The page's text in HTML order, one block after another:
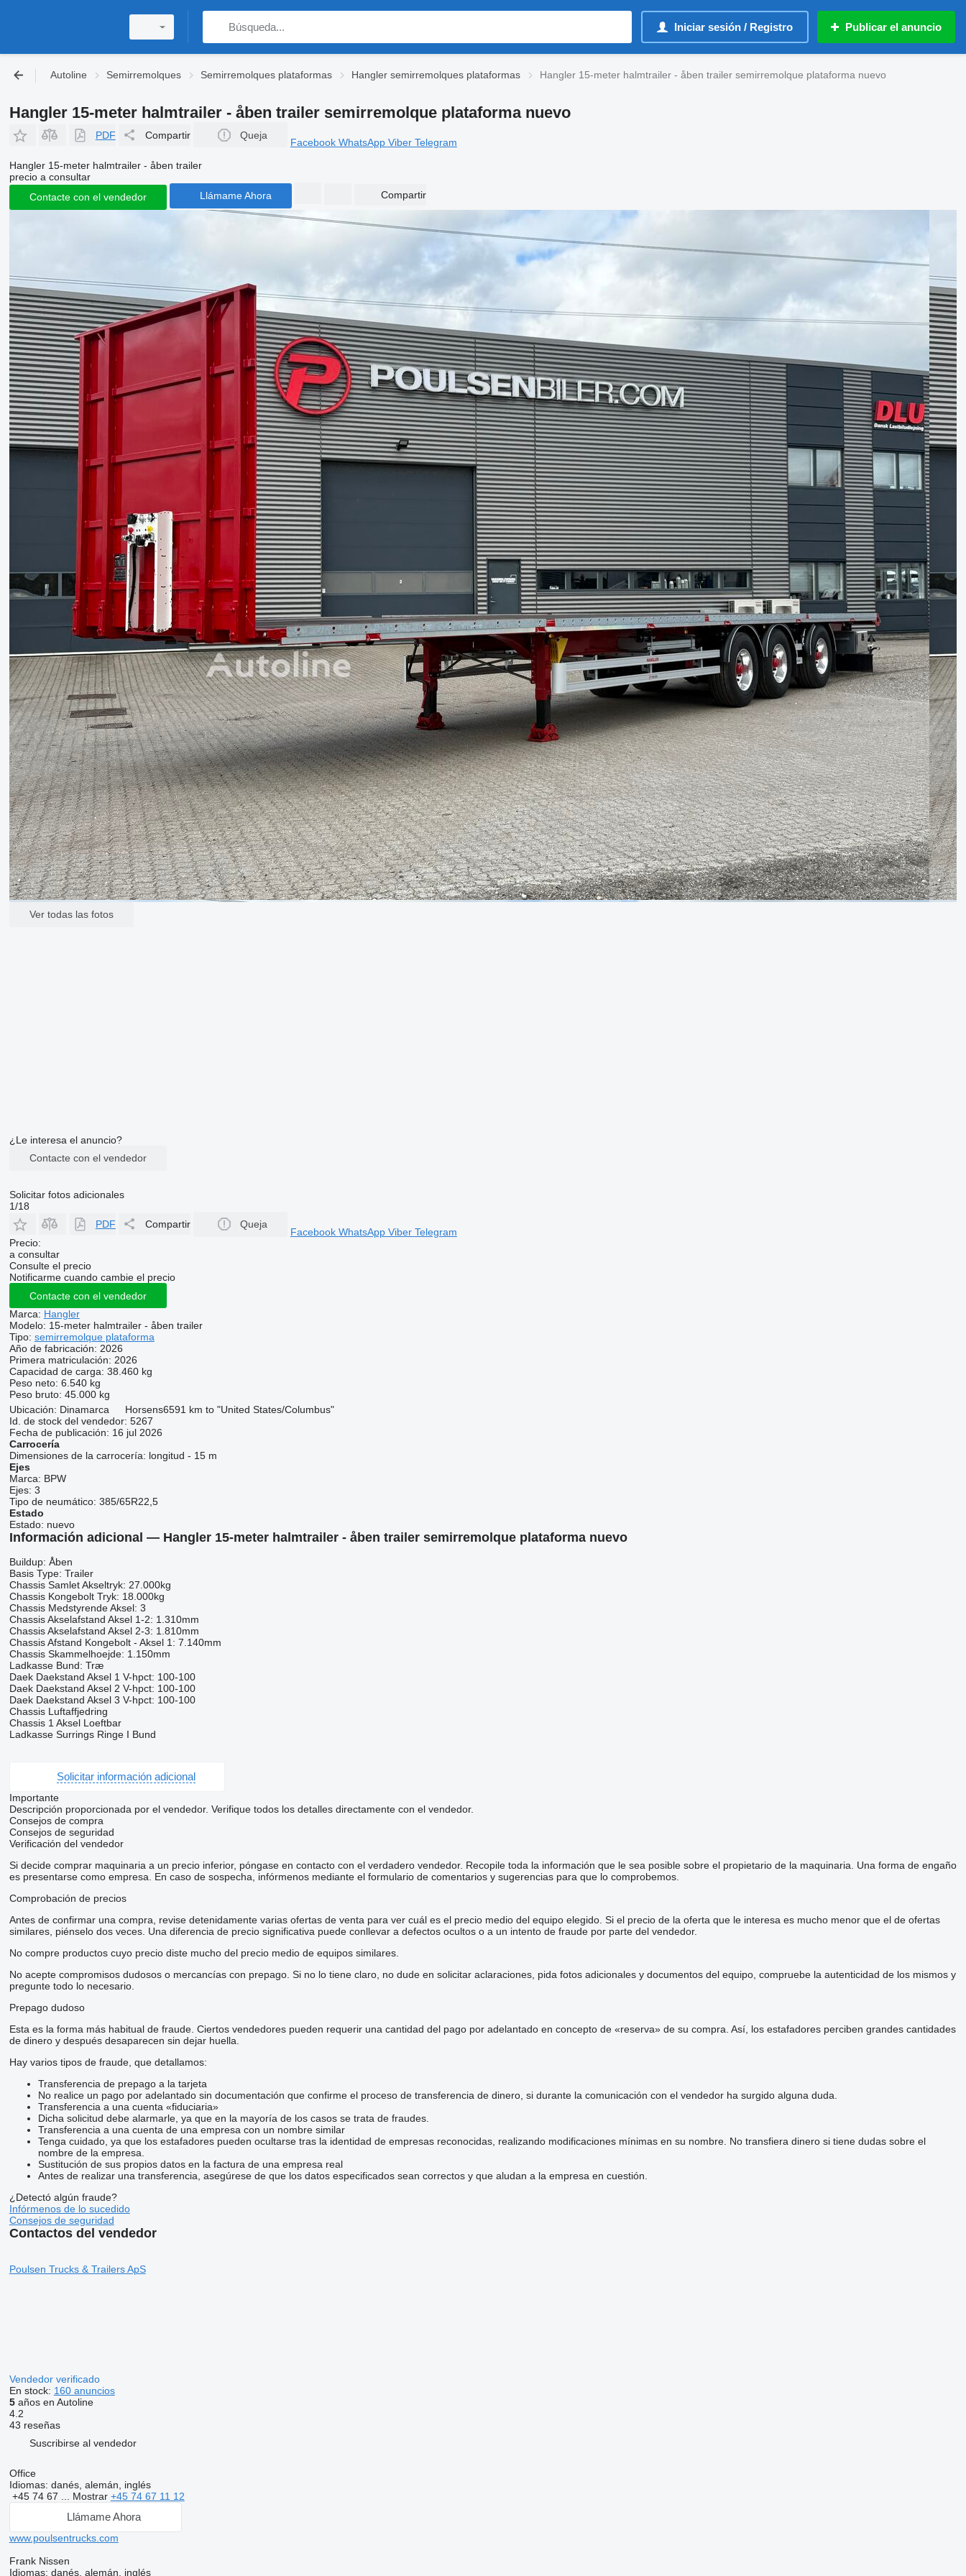
Iniciar sesión / Registro Publicar el anuncio
Autoline Semirremolques Semirremolques plataformas Hangler semirremolques plataformas Hangler 15-meter halmtrailer - åben trailer semirremolque plataforma nuevo
Hangler 15-meter halmtrailer - åben trailer semirremolque plataforma nuevo
PDF Compartir Queja
Facebook WhatsApp Viber Telegram
Hangler 15-meter halmtrailer - åben trailer
precio a consultar
Contacte con el vendedor
Llámame Ahora Compartir
Ver todas las fotos
¿Le interesa el anuncio?
Contacte con el vendedor
Solicitar fotos adicionales
1/18
PDF
Compartir Queja
Facebook WhatsApp Viber Telegram
Precio:
a consultar
Consulte el precio
Notificarme cuando cambie el precio
Contacte con el vendedor
Marca: Hangler
Modelo: 15-meter halmtrailer - åben trailer
Tipo: semirremolque plataforma
Año de fabricación: 2026
Primera matriculación: 2026
Capacidad de carga: 38.460 kg
Peso neto: 6.540 kg
Peso bruto: 45.000 kg
Ubicación: Dinamarca Horsens6591 km to "United States/Columbus"
Id. de stock del vendedor: 5267
Fecha de publicación: 16 jul 2026
Carrocería
Dimensiones de la carrocería: longitud - 15 m
Ejes
Marca: BPW
Ejes: 3
Tipo de neumático: 385/65R22,5
Estado
Estado: nuevo
Información adicional — Hangler 15-meter halmtrailer - åben trailer semirremolque plataforma nuevo
Buildup: Åben
Basis Type: Trailer
Chassis Samlet Akseltryk: 27.000kg
Chassis Kongebolt Tryk: 18.000kg
Chassis Medstyrende Aksel: 3
Chassis Akselafstand Aksel 1-2: 1.310mm
Chassis Akselafstand Aksel 2-3: 1.810mm
Chassis Afstand Kongebolt - Aksel 1: 7.140mm
Chassis Skammelhoejde: 1.150mm
Ladkasse Bund: Træ
Daek Daekstand Aksel 1 V-hpct: 100-100
Daek Daekstand Aksel 2 V-hpct: 100-100
Daek Daekstand Aksel 3 V-hpct: 100-100
Chassis Luftaffjedring
Chassis 1 Aksel Loeftbar
Ladkasse Surrings Ringe I Bund
Solicitar información adicional
Importante
Descripción proporcionada por el vendedor. Verifique todos los detalles directamente con el vendedor.
Consejos de compra
Consejos de seguridad
Verificación del vendedor
Si decide comprar maquinaria a un precio inferior, póngase en contacto con el verdadero vendedor. Recopile toda la información que le sea posible sobre el propietario de la maquinaria. Una forma de engaño
es presentarse como empresa. En caso de sospecha, infórmenos mediante el formulario de comentarios y sugerencias para que lo comprobemos.
Comprobación de precios
Antes de confirmar una compra, revise detenidamente varias ofertas de venta para ver cuál es el precio medio del equipo elegido. Si el precio de la oferta que le interesa es mucho menor que el de ofertas
similares, piénselo dos veces. Una diferencia de precio significativa puede conllevar a defectos ocultos o a un intento de fraude por parte del vendedor.
No compre productos cuyo precio diste mucho del precio medio de equipos similares.
No acepte compromisos dudosos o mercancías con prepago. Si no lo tiene claro, no dude en solicitar aclaraciones, pida fotos adicionales y documentos del equipo, compruebe la autenticidad de los mismos y
pregunte todo lo necesario.
Prepago dudoso
Esta es la forma más habitual de fraude. Ciertos vendedores pueden requerir una cantidad del pago por adelantado en concepto de «reserva» de su compra. Así, los estafadores perciben grandes cantidades
de dinero y después desaparecen sin dejar huella.
Hay varios tipos de fraude, que detallamos:
Transferencia de prepago a la tarjeta
No realice un pago por adelantado sin documentación que confirme el proceso de transferencia de dinero, si durante la comunicación con el vendedor ha surgido alguna duda.
Transferencia a una cuenta «fiduciaria»
Dicha solicitud debe alarmarle, ya que en la mayoría de los casos se trata de fraudes.
Transferencia a una cuenta de una empresa con un nombre similar
Tenga cuidado, ya que los estafadores pueden ocultarse tras la identidad de empresas reconocidas, realizando modificaciones mínimas en su nombre. No transfiera dinero si tiene dudas sobre el
nombre de la empresa.
Sustitución de sus propios datos en la factura de una empresa real
Antes de realizar una transferencia, asegúrese de que los datos especificados sean correctos y que aludan a la empresa en cuestión.
¿Detectó algún fraude?
Infórmenos de lo sucedido
Consejos de seguridad
Contactos del vendedor
Poulsen Trucks & Trailers ApS
Vendedor verificado
En stock: 160 anuncios
5años en Autoline
4.2
43 reseñas
Suscribirse al vendedor
Office
Idiomas: danés, alemán, inglés
+45 74 67 ... Mostrar +45 74 67 11 12
Llámame Ahora
www.poulsentrucks.com
Frank Nissen
Idiomas: danés, alemán, inglés